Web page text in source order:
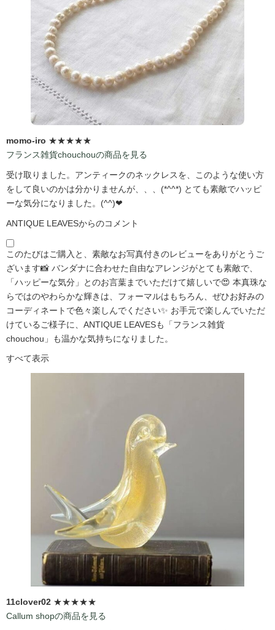
momo-iro ★★★★★
フランス雑貨chouchouの商品を見る
受け取りました。アンティークのネックレスを、このような使い方
をして良いのかは分かりませんが、、、(*^^*) とても素敵でハッピ
ーな気分になりました。(^^)❤
ANTIQUE LEAVESからのコメント
このたびはご購入と、素敵なお写真付きのレビューをありがとうご
ざいます📸 バンダナに合わせた自由なアレンジがとても素敵で、
「ハッピーな気分」とのお言葉までいただけて嬉しいで😍 本真珠な
らではのやわらかな輝きは、フォーマルはもちろん、ぜひお好みの
コーディネートで色々楽しんでください✨ お手元で楽しんでいただ
けているご様子に、ANTIQUE LEAVESも「フランス雑貨
chouchou」も温かな気持ちになりました。
すべて表示
11clover02 ★★★★★
Callum shopの商品を見る